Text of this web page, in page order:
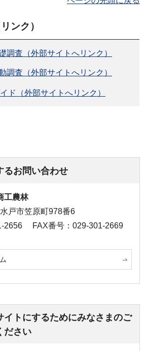
ンク）
調査（外部サイトへリンク）
調査（外部サイトへリンク）
ド（外部サイトへリンク）
るお問い合わせ
工農林
戸市笠原町978番6
2656
FAX番号：029-301-2669
イトにするためにみなさまのご
ださい